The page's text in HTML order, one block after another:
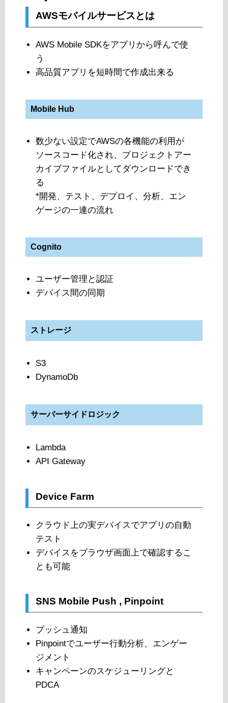
AWSモバイルサービスとは
AWS Mobile SDKをアプリから呼んで使
う
高品質アプリを短時間で作成出来る
Mobile Hub
数少ない設定でAWSの各機能の利用が
ソースコード化され、プロジェクトアー
カイブファイルとしてダウンロードでき
る
*開発、テスト、デプロイ、分析、エン
ゲージの一連の流れ
Cognito
ユーザー管理と認証
デバイス間の同期
ストレージ
S3
DynamoDb
サーバーサイドロジック
Lambda
API Gateway
Device Farm
クラウド上の実デバイスでアプリの自動
テスト
デバイスをブラウザ画面上で確認するこ
とも可能
SNS Mobile Push , Pinpoint
プッシュ通知
Pinpointでユーザー行動分析、エンゲー
ジメント
キャンペーンのスケジューリングと
PDCA